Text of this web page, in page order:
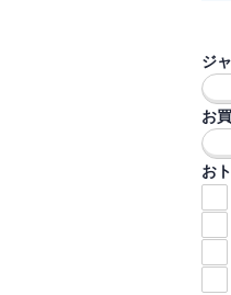
ジ
お
お